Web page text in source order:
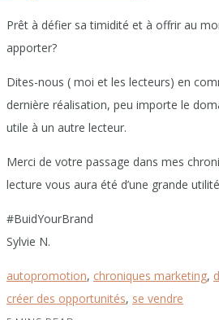
Prêt à défier sa timidité et à offrir au
apporter?
Dites-nous ( moi et les lecteurs) en
dernière réalisation, peu importe le
utile à un autre lecteur.
Merci de votre passage dans mes
lecture vous aura été d’une grande
#BuidYourBrand
Sylvie N.
autopromotion, chroniques marketing,
créer des opportunités, se vendre